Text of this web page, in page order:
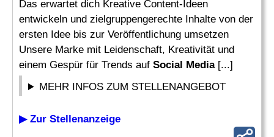
Das erwartet dich Kreative Content-Ideen
entwickeln und zielgruppengerechte Inhalte von der
ersten Idee bis zur Veröffentlichung umsetzen
Unsere Marke mit Leidenschaft, Kreativität und
einem Gespür für Trends auf Social Media[...]
MEHR INFOS ZUM STELLENANGEBOT
▶ Zur Stellenanzeige